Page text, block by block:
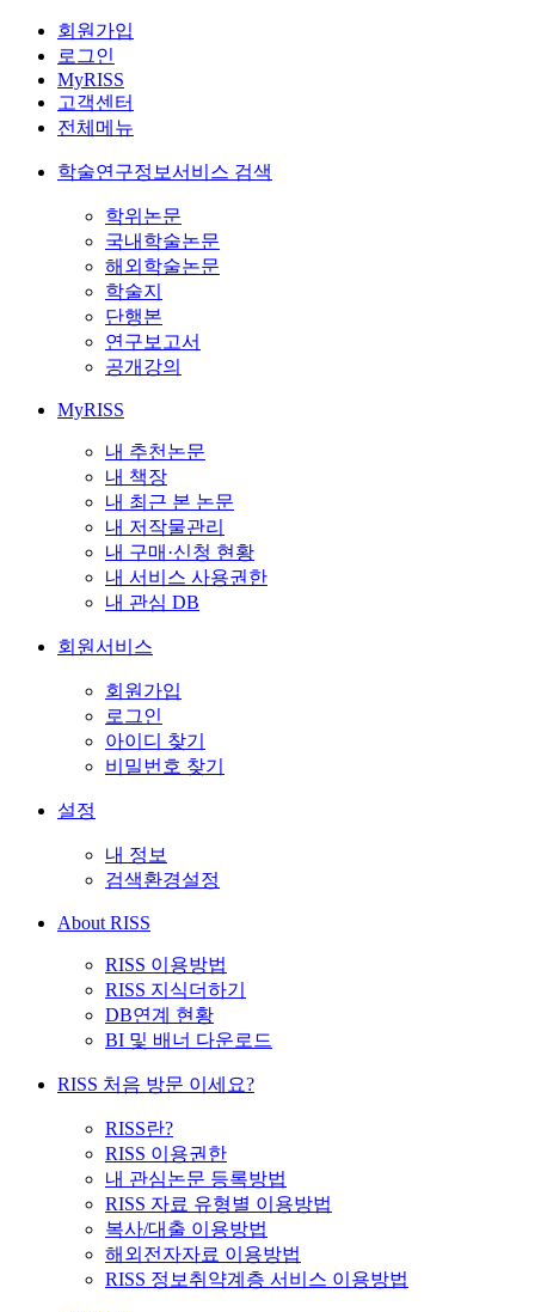
회원가입
로그인
MyRISS
고객센터
전체메뉴
학술연구정보서비스 검색
학위논문
국내학술논문
해외학술논문
학술지
단행본
연구보고서
공개강의
MyRISS
내 추천논문
내 책장
내 최근 본 논문
내 저작물관리
내 구매·신청 현황
내 서비스 사용권한
내 관심 DB
회원서비스
회원가입
로그인
아이디 찾기
비밀번호 찾기
설정
내 정보
검색환경설정
About RISS
RISS 이용방법
RISS 지식더하기
DB연계 현황
BI 및 배너 다운로드
RISS 처음 방문 이세요?
RISS란?
RISS 이용권한
내 관심논문 등록방법
RISS 자료 유형별 이용방법
복사/대출 이용방법
해외전자자료 이용방법
RISS 정보취약계층 서비스 이용방법